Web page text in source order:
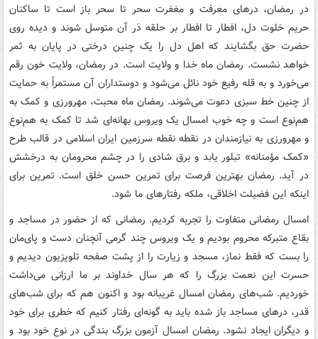
در رمضان، درهای معرفت و مغفرت سحر تا سحر باز است تا ساکنان
حریم خلوت دل، افطار تا افطار بر حلقه دَر آن متوسل شوند و دیده روی
حضرت حق بگشایند که اهل دل را یک چنین درختی در پایان به ثمر
خواهد نشست. رمضان ماه خدا و ولایت است. در رمضان، ولایت خون رقم
می‌خورد و به قله رفیع خود نائل می‌شود و دوستداران آن مستمراً به حمایت
از چنین خط سبزی دعوت می‌شوند. رمضان ماه محبت، مهرورزی و کمک به
هم‌نوع است و چه خوب امسال یک ویروس بهانه‌ای شد تا کمک به هم‌نوع
و مهرورزی به نیازمندان در نقطه نقطه سرزمین ایران اسلامی در قالب طرح
«کمک مؤمنانه» تبلور یابد و برق شادی را در چشم محرومان به درخشش
در آید. رمضان بهترین فرصت برای تمرین حسن خلق است. تمرین برای
اینکه این فضیلت اخلاقی، ملکه رفتارهای ما شود.
امسال رمضانی متفاوت را تجربه کردیم. رمضانی که از حضور در مساجد و
بقاع متبرکه محروم بودیم و یک ویروس چند گرمی آنچنان دست و پای‌مان
را بست که فقط نماز، مسجد و زیارت را از پشت صفحه تلویزیون دیدیم و
حسرت این نعمت بزرگ را که هر سال خداوند بر ما ارزانی می‌داشت
خوردیم. شب‌های رمضان امسال غریبانه بود و اکنون هم که برای شب‌های
قدر، درهای مساجد باز شده باید به گونه‌ای رفتار کنیم که خطری برای خود
و دیگران ایجاد نشود. رمضان امسال آزمون بزرگ بندگی در نوع خود بود و